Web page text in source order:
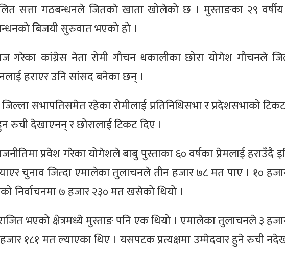
सत्ता गठबन्धनले जितकाे खाता खोलेको छ । मुस्ताङका २९
बिजयी सुरुवात भएको हो ।
कांग्रेस नेता रोमी गौचन थकालीका छोरा योगेश गौचनले
हराएर उनि सांसद बनेका छन् ।
सभापतिसमेत रहेका रोमीलाई प्रतिनिधिसभा र प्रदेशसभाको
रुची देखाएनन् र छोरालाई टिकट दिए ।
प्रवेश गरेका योगेशले बाबु पुस्ताका ६० वर्षका प्रेमलाई हराउँदै
चुनाव जित्दा एमालेका तुलाचनले तीन हजार ७८ मत पाए । १०
निर्वाचनमा ७ हजार २३० मत खसेको थियो ।
भएको क्षेत्रमध्ये मुस्ताङ पनि एक थियो । एमालेका तुलाचनले ३
हजार १८१ मत ल्याएका थिए । यसपटक प्रत्यक्षमा उम्मेदवार हुने रुची